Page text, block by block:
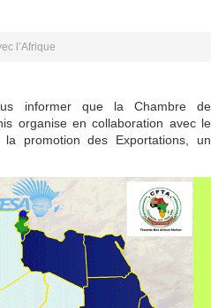
l’Afrique
informer que la Chambre de
organise en collaboration avec le
promotion des Exportations, un